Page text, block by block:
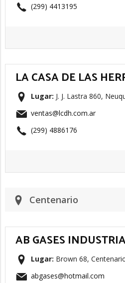
(299) 4413195
LA CASA DE LAS
Lugar: J. J. Lastra 860,
ventas@lcdh.com.ar
(299) 4886176
Centenario
AB GASES
Lugar: Brown 68,
abgases@hotmail.com